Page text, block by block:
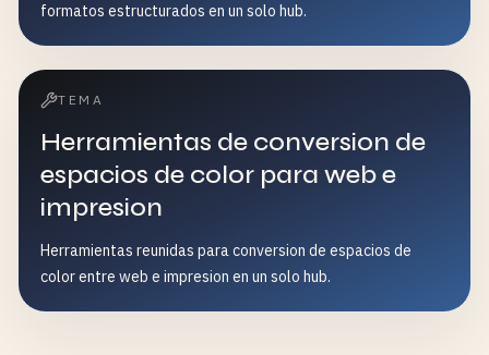
formatos estructurados en un solo hub.
TEMA
Herramientas de conversion de
espacios de color para web e
impresion
Herramientas reunidas para conversion de espacios de
color entre web e impresion en un solo hub.